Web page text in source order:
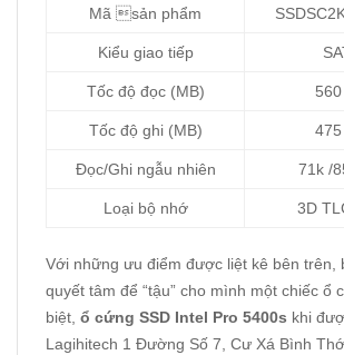
Mã sản phẩm
Kiểu giao tiếp
Tốc độ đọc (MB)
Tốc độ ghi (MB)
Đọc/Ghi ngẫu nhiên 71k /
Loại bộ nhớ 3D
Với những ưu điểm được liệt kê bên trên,
quyết tâm để “tậu” cho mình một chiếc ổ
biệt, ổ cứng SSD Intel Pro 5400s khi
Lagihitech 1 Đường Số 7, Cư Xá Bình